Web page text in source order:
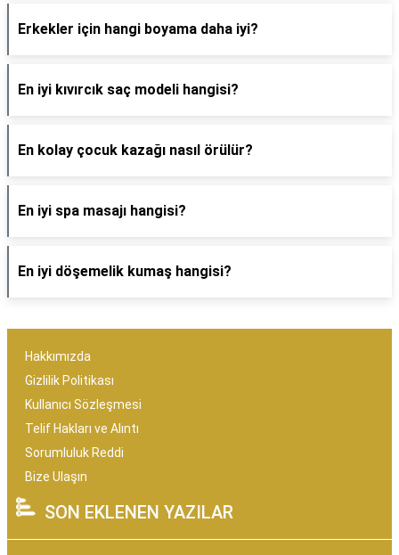
Erkekler için hangi boyama daha iyi?
En iyi kıvırcık saç modeli hangisi?
En kolay çocuk kazağı nasıl örülür?
En iyi spa masajı hangisi?
En iyi döşemelik kumaş hangisi?
Hakkımızda
Gizlilik Politikası
Kullanıcı Sözleşmesi
Telif Hakları ve Alıntı
Sorumluluk Reddi
Bize Ulaşın
SON EKLENEN YAZILAR